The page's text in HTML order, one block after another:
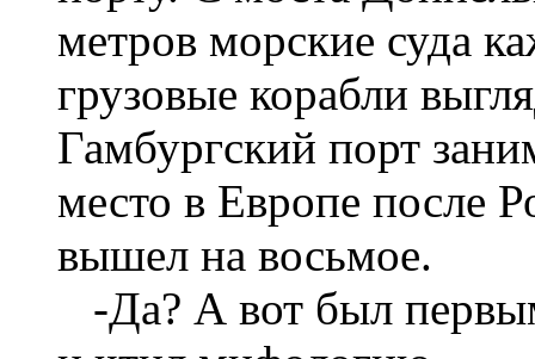
метров морские суда
грузовые корабли
Гамбургский порт
место в Европе после
вышел на восьмое.
-Да? А вот был